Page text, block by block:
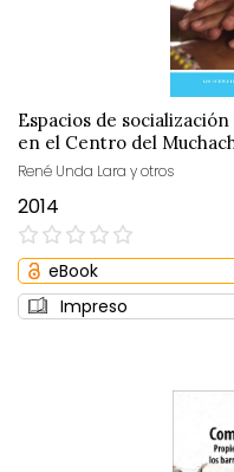
Espacios de
en el Centro del
René Unda Lara y otros
2014
0%
eBook
Impreso